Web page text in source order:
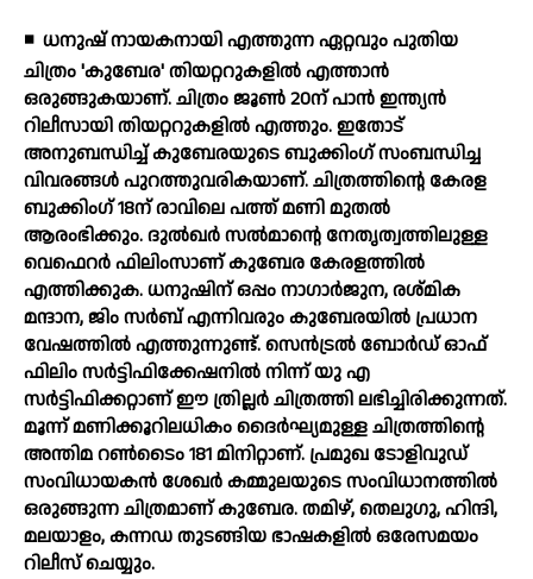
◾ ധനുഷ് നായകനായി എത്തുന്ന ഏറ്റവും പുതിയ
ചിത്രം 'കുബേര' തിയറ്ററുകളില്‍ എത്താന്‍
ഒരുങ്ങുകയാണ്. ചിത്രം ജൂണ്‍ 20ന് പാന്‍ ഇന്ത്യന്‍
റിലീസായി തിയറ്ററുകളില്‍ എത്തും. ഇതോട്
അനുബന്ധിച്ച് കുബേരയുടെ ബുക്കിംഗ് സംബന്ധിച്ച
വിവരങ്ങള്‍ പുറത്തുവരികയാണ്. ചിത്രത്തിന്റെ കേരള
ബുക്കിംഗ് 18ന് രാവിലെ പത്ത് മണി മുതല്‍
ആരംഭിക്കും. ദുല്‍ഖര്‍ സല്‍മാന്റെ നേതൃത്വത്തിലുള്ള
വെഫെറര്‍ ഫിലിംസാണ് കുബേര കേരളത്തില്‍
എത്തിക്കുക. ധനുഷിന് ഒപ്പം നാഗാര്‍ജുന, രശ്മിക
മന്ദാന, ജിം സര്‍ബ് എന്നിവരും കുബേരയില്‍ പ്രധാന
വേഷത്തില്‍ എത്തുന്നുണ്ട്. സെന്‍ട്രല്‍ ബോര്‍ഡ് ഓഫ്
ഫിലിം സര്‍ട്ടിഫിക്കേഷനില്‍ നിന്ന് യു എ
സര്‍ട്ടിഫിക്കറ്റാണ് ഈ ത്രില്ലര്‍ ചിത്രത്തി ലഭിച്ചിരിക്കുന്നത്.
മൂന്ന് മണിക്കൂറിലധികം ദൈര്‍ഘ്യമുള്ള ചിത്രത്തിന്റെ
അന്തിമ റണ്‍ടൈം 181 മിനിറ്റാണ്. പ്രമുഖ ടോളിവുഡ്
സംവിധായകന്‍ ശേഖര്‍ കമ്മുലയുടെ സംവിധാനത്തില്‍
ഒരുങ്ങുന്ന ചിത്രമാണ് കുബേര. തമിഴ്, തെലുഗു, ഹിന്ദി,
മലയാളം, കന്നഡ തുടങ്ങിയ ഭാഷകളില്‍ ഒരേസമയം
റിലീസ് ചെയ്യും.